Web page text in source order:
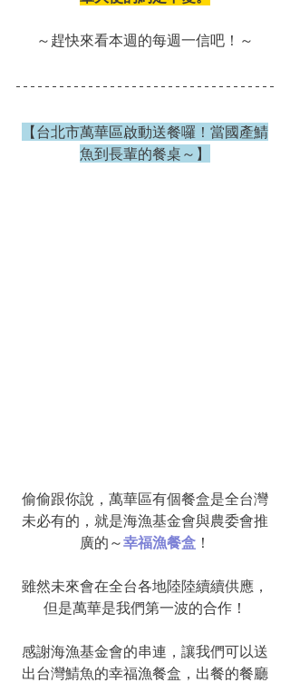
～趕快來看本週的每週一信吧！～
【台北市萬華區啟動送餐囉！當國產鯖
魚到長輩的餐桌～】
偷偷跟你說，萬華區有個餐盒是全台灣
未必有的，就是海漁基金會與農委會推
廣的～幸福漁餐盒 ！
雖然未來會在全台各地陸陸續續供應，
但是萬華是我們第一波的合作！
感謝海漁基金會的串連，讓我們可以送
出台灣鯖魚的幸福漁餐盒，出餐的餐廳